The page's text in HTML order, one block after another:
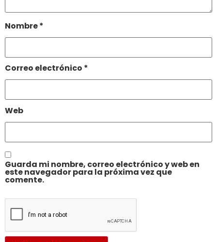
Nombre*
Correo electrónico *
Web
Guarda mi nombre, correo electrónico y web en
este navegador para la próxima vez que
comente.